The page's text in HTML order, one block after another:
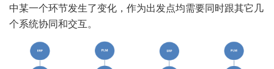
中某一个环节发生了变化，作为出发点均需要同时跟其它几
个系统协同和交互。